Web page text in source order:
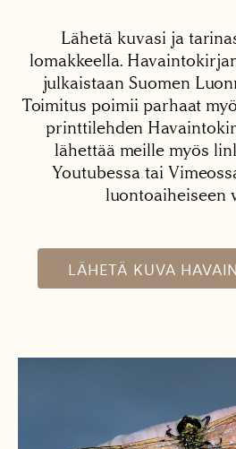
Lähetä kuvasi ja
lomakkeella.
julkaistaan Suomen
Toimitus poimii parhaat
printtilehden
lähettää meille myös
Youtubessa tai
luontoaiheiseen
LÄHETÄ KUVA